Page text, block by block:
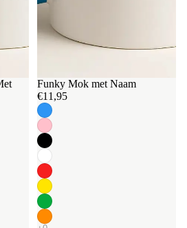
Funky Mok met Naam
€11,95